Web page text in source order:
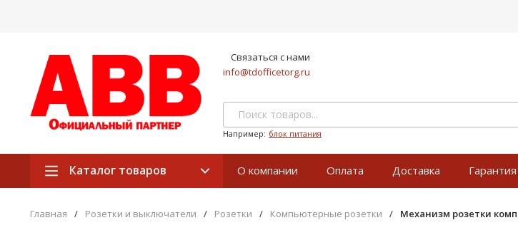
Связаться с нами
info@tdofficetorg.ru
Например: блок питания
Каталог товаров О компании Оплата Доставка
Главная / Розетки и выключатели / Розетки / Компьютерные розетки / Механизм розетки